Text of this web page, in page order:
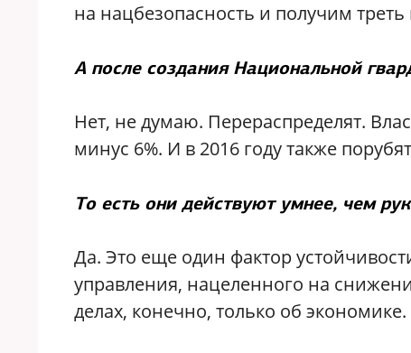
на нацбезопасность и получим
А после создания Национальной
Нет, не думаю. Перераспределят.
минус 6%. И в 2016 году также
То есть они действуют умнее, чем
Да. Это еще один фактор
управления, нацеленного на
делах, конечно, только об экономике.